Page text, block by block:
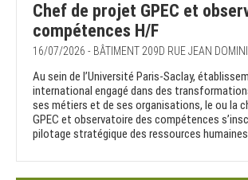
Chef de projet GPEC et
compétences H/F
16/07/2026 - BÂTIMENT 209D RUE JEAN
Au sein de l’Université Paris-Saclay,
international engagé dans des
ses métiers et de ses organisations, le ou la
GPEC et observatoire des compétences
pilotage stratégique des ressources